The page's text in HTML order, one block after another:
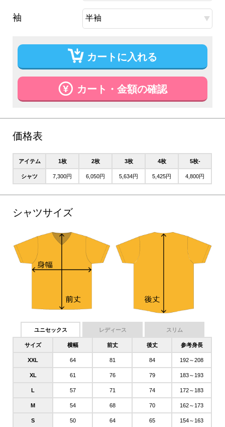
袖
カートに入れる
カート・金額の確認
価格表
アイテム 1枚 2枚 3枚 4枚 5枚-
シャツ 7,300円 6,050円 5,634円 5,425円 4,800円
シャツサイズ
ユニセックス レディース スリム
サイズ 横幅 前丈 後丈 参考身長
XXL 64 81 84 192～208
XL 61 76 79 183～193
L 57 71 74 172～183
M 54 68 70 162～173
S 50 64 65 154～163